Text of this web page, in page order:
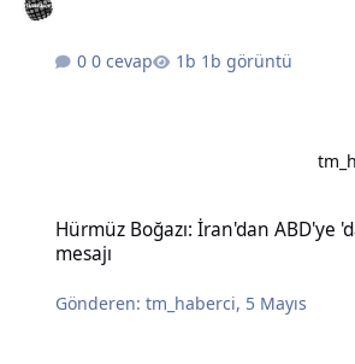
0 cevap 1b görüntü
Hürmüz Boğazı: İran'dan ABD'ye
mesajı
Gönderen:tm_haberci, 5 Mayıs